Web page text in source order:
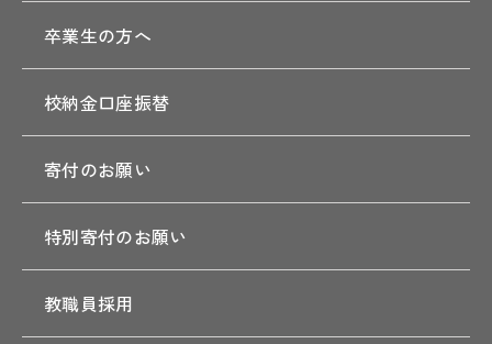
卒業生の方へ
校納金口座振替
寄付のお願い
特別寄付のお願い
教職員採用